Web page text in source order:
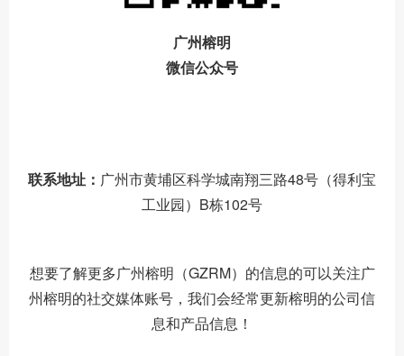
广州榕明
微信公众号
联系地址： 广州市黄埔区科学城南翔三路48号（得利宝
工业园）B栋102号
想要了解更多广州榕明（GZRM）的信息的可以关注广
州榕明的社交媒体账号，我们会经常更新榕明的公司信
息和产品信息！